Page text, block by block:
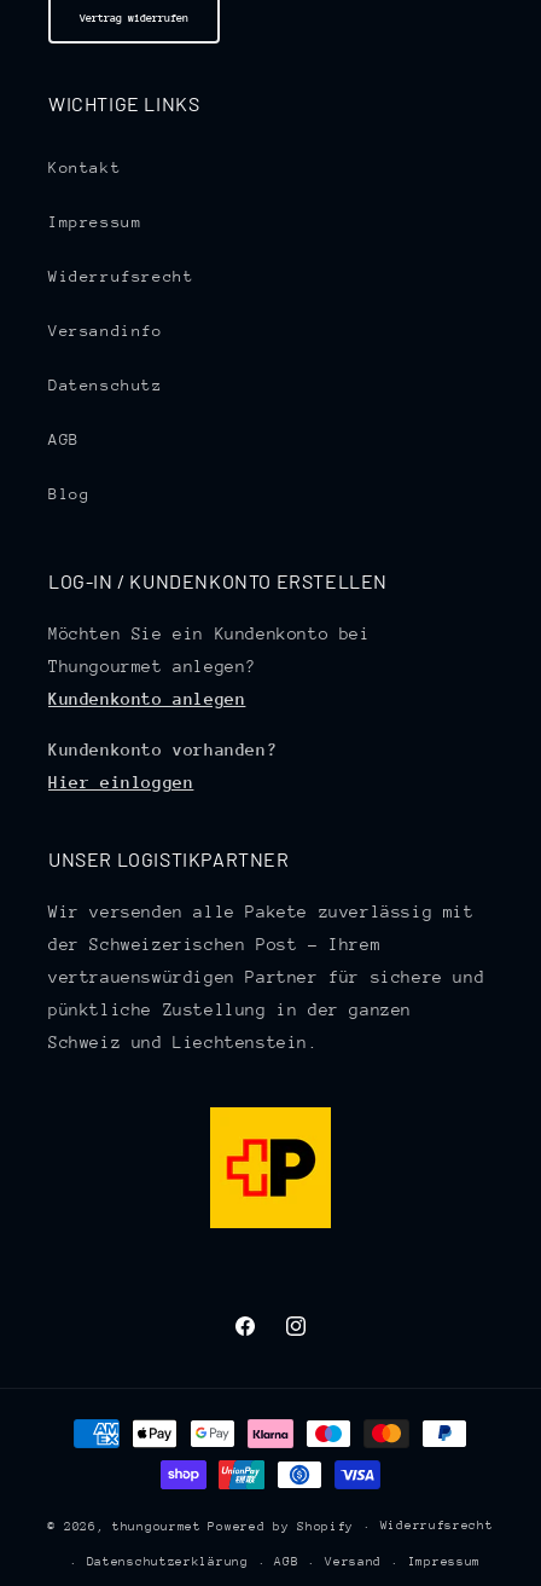
Vertrag widerrufen
WICHTIGE LINKS
Kontakt
Impressum
Widerrufsrecht
Versandinfo
Datenschutz
AGB
Blog
LOG-IN / KUNDENKONTO ERSTELLEN
Möchten Sie ein Kundenkonto bei
Thungourmet anlegen?
Kundenkonto anlegen
Kundenkonto vorhanden?
Hier einloggen
UNSER LOGISTIKPARTNER
Wir versenden alle Pakete zuverlässig mit
der Schweizerischen Post – Ihrem
vertrauenswürdigen Partner für sichere und
pünktliche Zustellung in der ganzen
Schweiz und Liechtenstein.
FacebookInstagram
Zahlungsmethoden
© 2026,thungourmet Powered by Shopify Widerrufsrecht
Datenschutzerklärung AGB Versand Impressum